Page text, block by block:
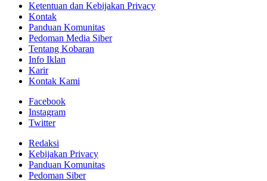
Ketentuan dan Kebijakan Privacy
Kontak
Panduan Komunitas
Pedoman Media Siber
Tentang Kobaran
Info Iklan
Karir
Kontak Kami
Facebook
Instagram
Twitter
Redaksi
Kebijakan Privacy
Panduan Komunitas
Pedoman Siber